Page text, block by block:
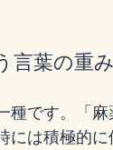
言葉の重み
種です。「
には積極的